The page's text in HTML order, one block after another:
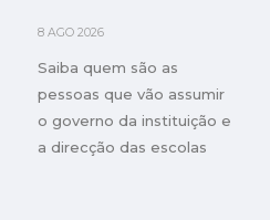
8 AGO 2026
Saiba quem são as
pessoas que vão assumir
o governo da instituição e
a direcção das escolas